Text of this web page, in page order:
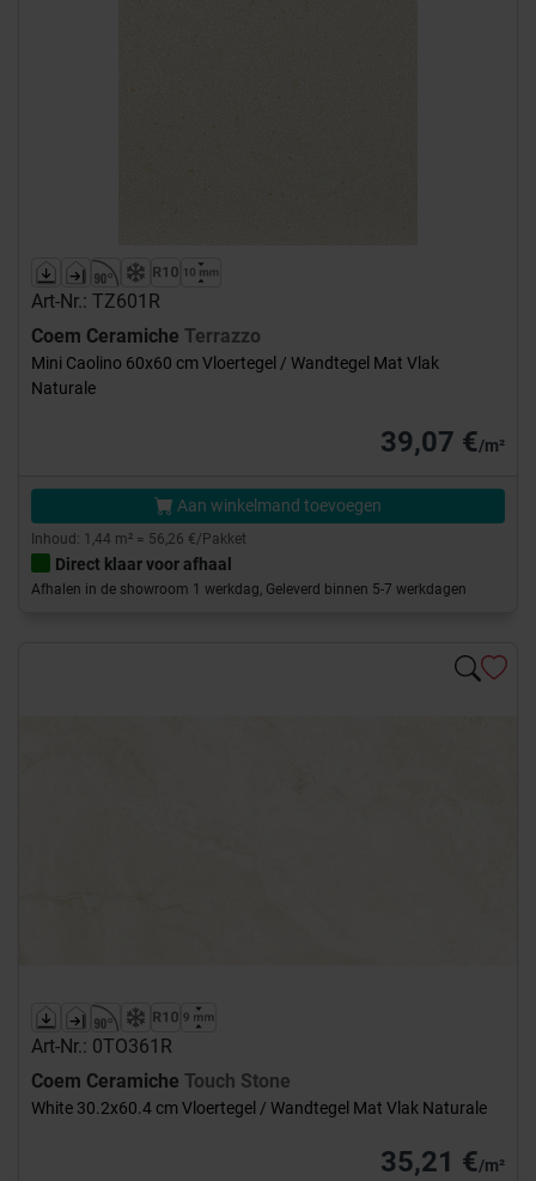
Art-Nr.: TZ601R
Coem Ceramiche Terrazzo
Mini Caolino 60x60 cm Vloertegel / Wandtegel Mat Vlak
Naturale
39,07 €/m²
Aan winkelmand toevoegen
Inhoud: 1,44 m² = 56,26 €/Pakket
Direct klaar voor afhaal
Afhalen in de showroom 1 werkdag, Geleverd binnen 5-7 werkdagen
Art-Nr.: 0TO361R
Coem Ceramiche Touch Stone
White 30.2x60.4 cm Vloertegel / Wandtegel Mat Vlak Naturale
35,21 €/m²